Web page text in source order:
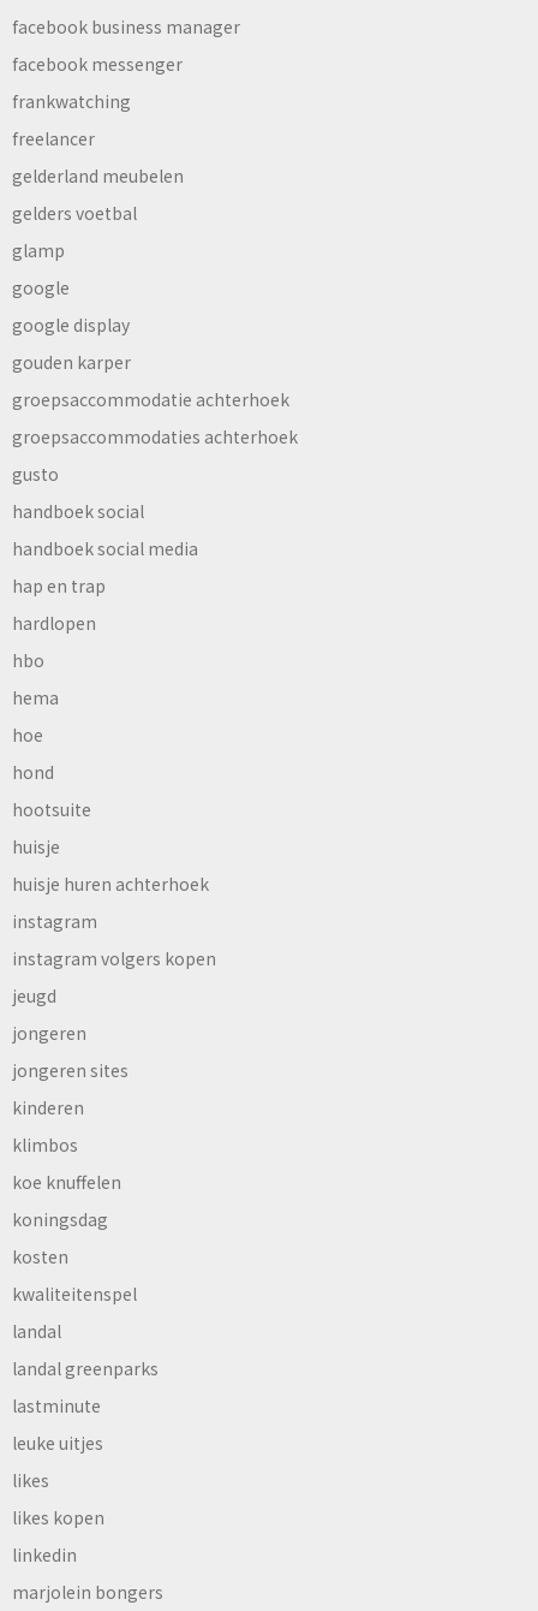
facebook business manager
facebook messenger
frankwatching
freelancer
gelderland meubelen
gelders voetbal
glamp
google
google display
gouden karper
groepsaccommodatie achterhoek
groepsaccommodaties achterhoek
gusto
handboek social
handboek social media
hap en trap
hardlopen
hbo
hema
hoe
hond
hootsuite
huisje
huisje huren achterhoek
instagram
instagram volgers kopen
jeugd
jongeren
jongeren sites
kinderen
klimbos
koe knuffelen
koningsdag
kosten
kwaliteitenspel
landal
landal greenparks
lastminute
leuke uitjes
likes
likes kopen
linkedin
marjolein bongers